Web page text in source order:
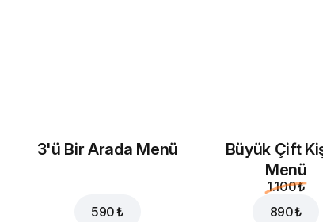
3'ü Bir Arada Menü
590 ₺
Büyük Çift
Menü
1.100 ₺
890 ₺